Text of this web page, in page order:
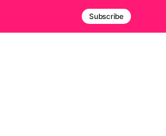
Subscribe